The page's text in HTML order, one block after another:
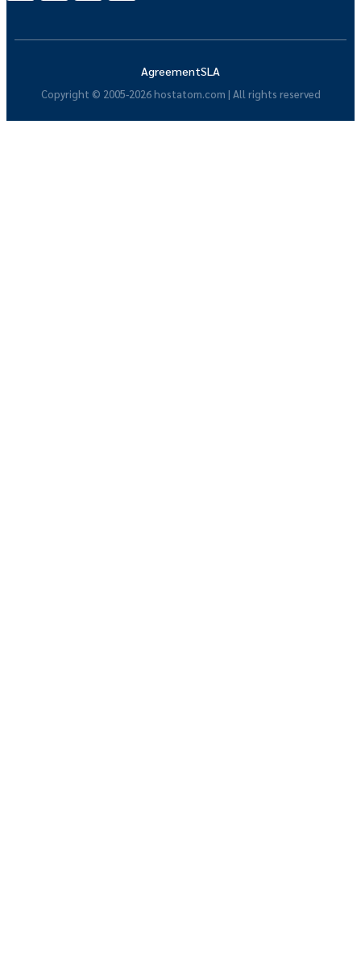
Copyright © 2005-2026 hostatom.com | All rights reserved
AgreementSLA